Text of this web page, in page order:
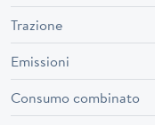
Trazione
Emissioni
Consumo combinato